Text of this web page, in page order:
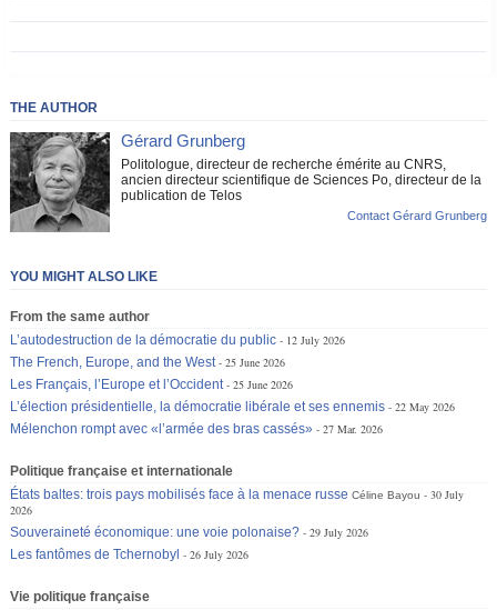
THE AUTHOR
Gérard Grunberg
Politologue, directeur de recherche émérite au CNRS,
ancien directeur scientifique de Sciences Po, directeur de la
publication de Telos
Contact Gérard Grunberg
YOU MIGHT ALSO LIKE
From the same author
L’autodestruction de la démocratie du public
12 July 2026
The French, Europe, and the West
25 June 2026
Les Français, l’Europe et l’Occident
25 June 2026
L’élection présidentielle, la démocratie libérale et ses ennemis
22 May 2026
Mélenchon rompt avec «l’armée des bras cassés»
27 Mar. 2026
Politique française et internationale
États baltes: trois pays mobilisés face à la menace russe Céline Bayou
30 July
2026
Souveraineté économique: une voie polonaise?
29 July 2026
Les fantômes de Tchernobyl
26 July 2026
Vie politique française